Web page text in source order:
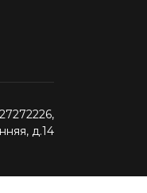
д.14